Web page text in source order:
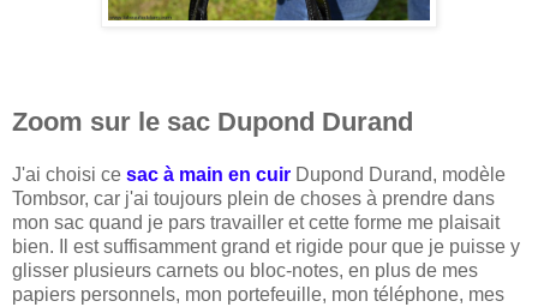
Zoom sur le sac Dupond Durand
J'ai choisi ce sac à main en cuir Dupond Durand, modèle
Tombsor, car j'ai toujours plein de choses à prendre dans
mon sac quand je pars travailler et cette forme me plaisait
bien. Il est suffisamment grand et rigide pour que je puisse y
glisser plusieurs carnets ou bloc-notes, en plus de mes
papiers personnels, mon portefeuille, mon téléphone, mes